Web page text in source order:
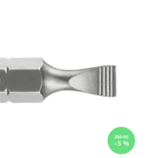
260 Kč
–5 %